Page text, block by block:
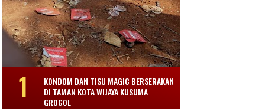
KONDOM DAN TISU MAGIC BERSERAKAN
DI TAMAN KOTA WIJAYA KUSUMA
GROGOL